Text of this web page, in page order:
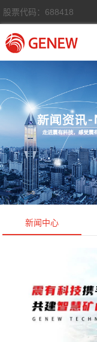
股票代码：688418
新闻中心